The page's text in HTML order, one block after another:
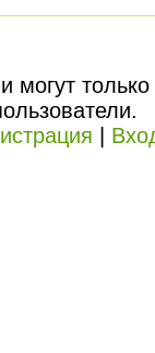
могут